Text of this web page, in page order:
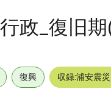
政_復旧
復興 収録:浦安震災